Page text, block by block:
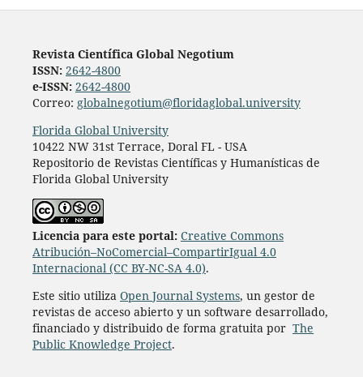
Revista Científica Global Negotium
ISSN: 2642-4800
e-ISSN: 2642-4800
Correo: globalnegotium@floridaglobal.university
Florida Global University
10422 NW 31st Terrace, Doral FL - USA
Repositorio de Revistas Científicas y Humanísticas de
Florida Global University
Licencia para este portal: Creative Commons
Atribución–NoComercial–CompartirIgual 4.0
Internacional (CC BY-NC-SA 4.0).
Este sitio utiliza Open Journal Systems, un gestor de
revistas de acceso abierto y un software desarrollado,
financiado y distribuido de forma gratuita por The
Public Knowledge Project.